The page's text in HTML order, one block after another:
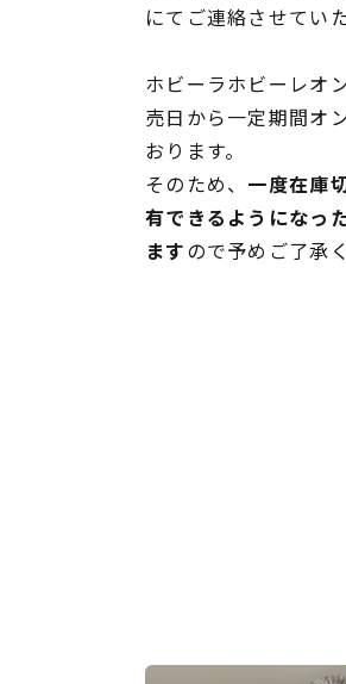
にてご連絡させてい
ホビーラホビーレオ
売日から一定期間オ
おります。
そのため、 一度在庫
有できるようになっ
ますので予めご了承